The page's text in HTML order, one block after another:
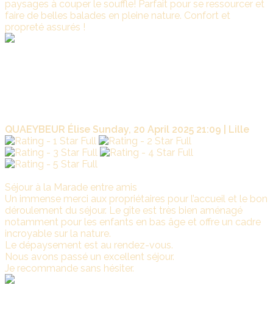
paysages à couper le souffle! Parfait pour se ressourcer et
faire de belles balades en pleine nature. Confort et
propreté assurés !
QUAEYBEUR Élise Sunday, 20 April 2025 21:09 | Lille
Séjour à la Marade entre amis
Un immense merci aux propriétaires pour l’accueil et le bon
déroulement du séjour. Le gîte est très bien aménagé
notamment pour les enfants en bas âge et offre un cadre
incroyable sur la nature.
Le dépaysement est au rendez-vous.
Nous avons passé un excellent séjour.
Je recommande sans hésiter.